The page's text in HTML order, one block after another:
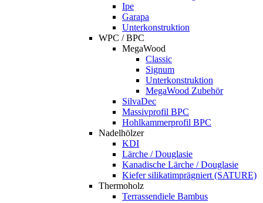
Ipe
Garapa
Unterkonstruktion
WPC / BPC
MegaWood
Classic
Signum
Unterkonstruktion
MegaWood Zubehör
SilvaDec
Massivprofil BPC
Hohlkammerprofil BPC
Nadelhölzer
KDI
Lärche / Douglasie
Kanadische Lärche / Douglasie
Kiefer silikatimprägniert (SATURE)
Thermoholz
Terrassendiele Bambus